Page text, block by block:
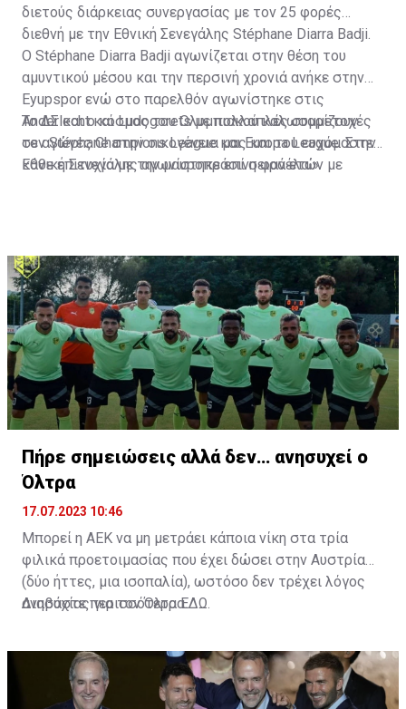
διετούς διάρκειας συνεργασίας με τον 25 φορές
διεθνή με την Εθνική Σενεγάλης Stéphane Diarra Badji.
Ο Stéphane Diarra Badji αγωνίζεται στην θέση του
αμυντικού μέσου και την περσινή χρονιά ανήκε στην
Eyupspor ενώ στο παρελθόν αγωνίστηκε στις
Anderlecht και Ludogorets με πολλαπλές συμμετοχές
σε αγώνες Champions League και Europa League. Στην
Εθνική Σενεγάλης αγωνίστηκε επί σειρά ετών με
Το ΔΣ και ο κόσμος του Ολυμπιακού καλωσορίζουν
τον Stéphane στην οικογένεια μας και του ευχόμαστε
κάθε επιτυχία με την μαυροπράσινη φανέλα.»
Πήρε σημειώσεις αλλά δεν… ανησυχεί ο
Όλτρα
17.07.2023 10:46
Μπορεί η ΑΕΚ να μη μετράει κάποια νίκη στα τρία
φιλικά προετοιμασίας που έχει δώσει στην Αυστρία
(δύο ήττες, μια ισοπαλία), ωστόσο δεν τρέχει λόγος
ανησυχίας για τον Όλτρα.
Διαβάστε περισσότεραΕΔΩ